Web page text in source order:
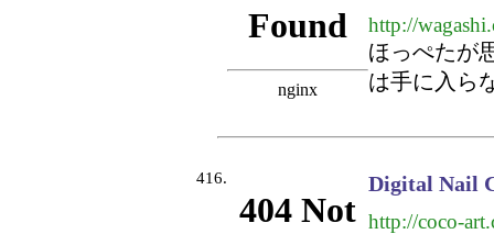
http://
ほっぺたが
は手に入ら
416. Digital Nail
http://coco-